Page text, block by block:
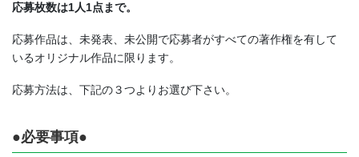
応募枚数は1人1点まで。
応募作品は、未発表、未公開で応募者がすべての著作権を有して
いるオリジナル作品に限ります。
応募方法は、下記の３つよりお選び下さい。
●必要事項●